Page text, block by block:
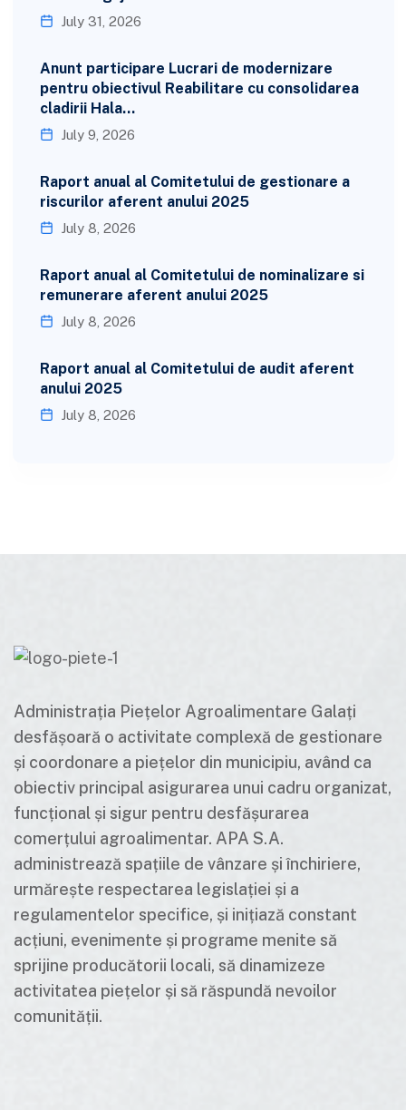
July 31, 2026
Anunt participare Lucrari de modernizare
pentru obiectivul Reabilitare cu consolidarea
cladirii Hala…
July 9, 2026
Raport anual al Comitetului de gestionare a
riscurilor aferent anului 2025
July 8, 2026
Raport anual al Comitetului de nominalizare si
remunerare aferent anului 2025
July 8, 2026
Raport anual al Comitetului de audit aferent
anului 2025
July 8, 2026
Administrația Piețelor Agroalimentare Galați
desfășoară o activitate complexă de gestionare
și coordonare a piețelor din municipiu, având ca
obiectiv principal asigurarea unui cadru organizat,
funcțional și sigur pentru desfășurarea
comerțului agroalimentar. APA S.A.
administrează spațiile de vânzare și închiriere,
urmărește respectarea legislației și a
regulamentelor specifice, și inițiază constant
acțiuni, evenimente și programe menite să
sprijine producătorii locali, să dinamizeze
activitatea piețelor și să răspundă nevoilor
comunității.